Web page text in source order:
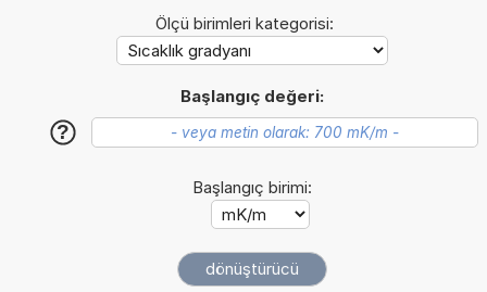
Ölçü birimleri kategorisi:
Başlangıç değeri:
?
Başlangıç birimi: